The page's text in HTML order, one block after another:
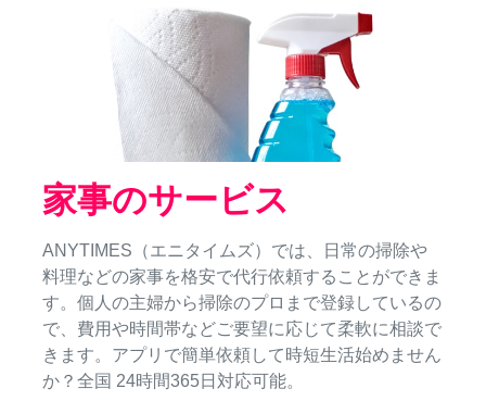
家事のサービス
ANYTIMES（エニタイムズ）では、日常の掃除や
料理などの家事を格安で代行依頼することができま
す。個人の主婦から掃除のプロまで登録しているの
で、費用や時間帯などご要望に応じて柔軟に相談で
きます。アプリで簡単依頼して時短生活始めません
か？全国 24時間365日対応可能。